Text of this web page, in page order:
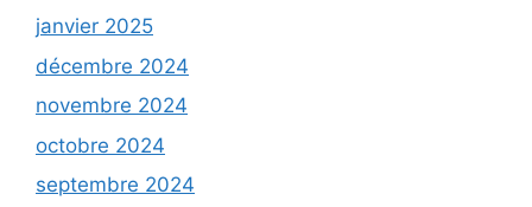
janvier 2025
décembre 2024
novembre 2024
octobre 2024
septembre 2024